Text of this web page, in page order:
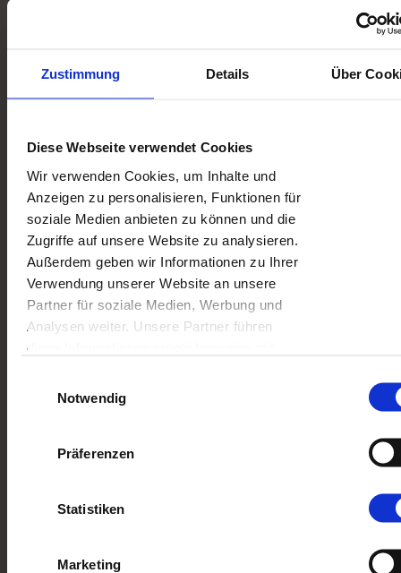
Zustimmung Details Über
Diese Webseite verwendet Cookies
Wir verwenden Cookies, um Inhalte und
Anzeigen zu personalisieren, Funktionen für
soziale Medien anbieten zu können und die
Zugriffe auf unsere Website zu analysieren.
Außerdem geben wir Informationen zu Ihrer
Verwendung unserer Website an unsere
Partner für soziale Medien, Werbung und
Analysen weiter. Unsere Partner führen
diese Informationen möglicherweise mit
bereitgestellt haben oder die sie im Rahmen
Notwendig
Präferenzen
Statistiken
Marketing
Wähle das Papier, das am besten zu deinen Memo
Zertifiziert für verantwortungsvolle Beschaffung und
Dauerhaftigkeit und besonderen Glanz.